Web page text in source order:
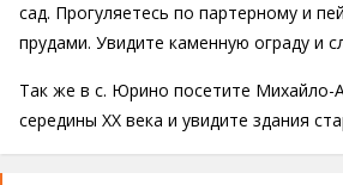
сад. Прогуляетесь по партерному и
прудами. Увидите каменную ограду и
Так же в с. Юрино посетите Михайло-
середины XX века и увидите здания